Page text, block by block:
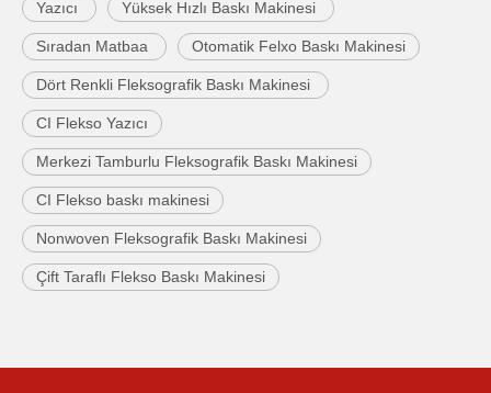
Yazıcı Yüksek Hızlı Baskı Makinesi
Sıradan Matbaa Otomatik Felxo Baskı Makinesi
Dört Renkli Fleksografik Baskı Makinesi
CI Flekso Yazıcı
Merkezi Tamburlu Fleksografik Baskı Makinesi
CI Flekso baskı makinesi
Nonwoven Fleksografik Baskı Makinesi
Çift Taraflı Flekso Baskı Makinesi